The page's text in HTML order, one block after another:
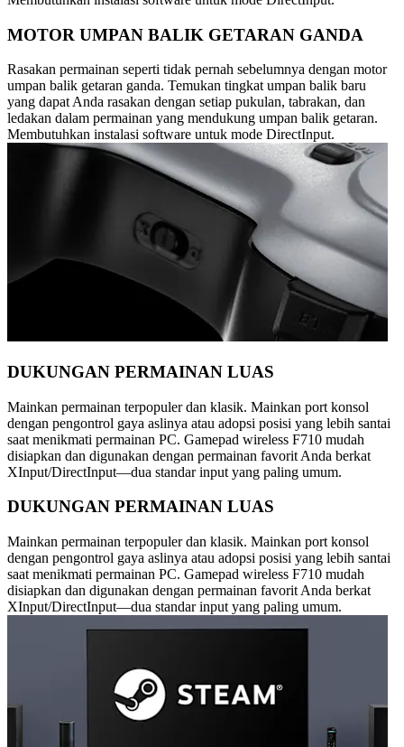
MOTOR UMPAN BALIK GETARAN GANDA
Rasakan permainan seperti tidak pernah sebelumnya dengan motor
umpan balik getaran ganda. Temukan tingkat umpan balik baru
yang dapat Anda rasakan dengan setiap pukulan, tabrakan, dan
ledakan dalam permainan yang mendukung umpan balik getaran.
Membutuhkan instalasi software untuk mode DirectInput.
DUKUNGAN PERMAINAN LUAS
Mainkan permainan terpopuler dan klasik. Mainkan port konsol
dengan pengontrol gaya aslinya atau adopsi posisi yang lebih santai
saat menikmati permainan PC. Gamepad wireless F710 mudah
disiapkan dan digunakan dengan permainan favorit Anda berkat
XInput/DirectInput—dua standar input yang paling umum.
DUKUNGAN PERMAINAN LUAS
Mainkan permainan terpopuler dan klasik. Mainkan port konsol
dengan pengontrol gaya aslinya atau adopsi posisi yang lebih santai
saat menikmati permainan PC. Gamepad wireless F710 mudah
disiapkan dan digunakan dengan permainan favorit Anda berkat
XInput/DirectInput—dua standar input yang paling umum.